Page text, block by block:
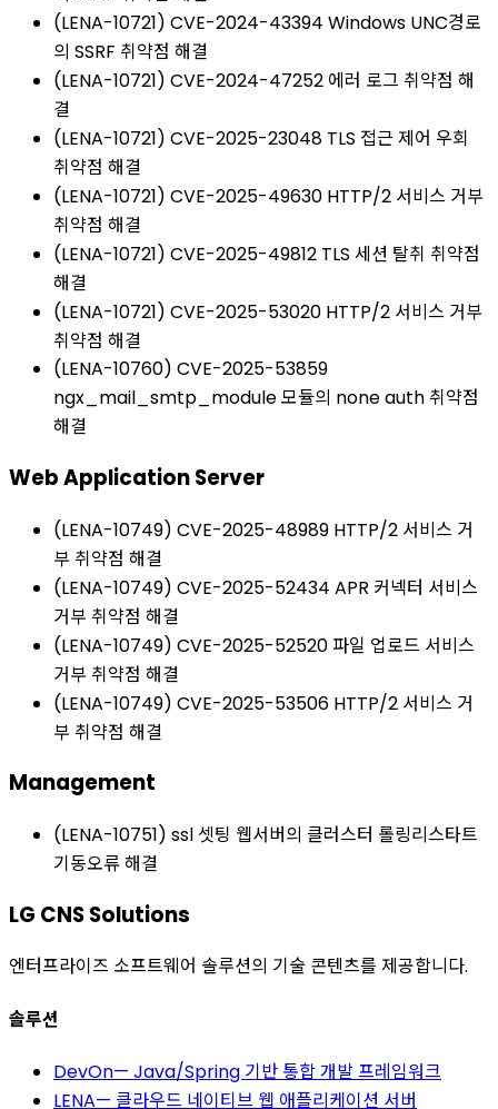
(LENA-10721) CVE-2024-43394 Windows UNC경로
의 SSRF 취약점 해결
(LENA-10721) CVE-2024-47252 에러 로그 취약점 해
결
(LENA-10721) CVE-2025-23048 TLS 접근 제어 우회
취약점 해결
(LENA-10721) CVE-2025-49630 HTTP/2 서비스 거부
취약점 해결
(LENA-10721) CVE-2025-49812 TLS 세션 탈취 취약점
해결
(LENA-10721) CVE-2025-53020 HTTP/2 서비스 거부
취약점 해결
(LENA-10760) CVE-2025-53859
ngx_mail_smtp_module 모듈의 none auth 취약점
해결
Web Application Server
(LENA-10749) CVE-2025-48989 HTTP/2 서비스 거
부 취약점 해결
(LENA-10749) CVE-2025-52434 APR 커넥터 서비스
거부 취약점 해결
(LENA-10749) CVE-2025-52520 파일 업로드 서비스
거부 취약점 해결
(LENA-10749) CVE-2025-53506 HTTP/2 서비스 거
부 취약점 해결
Management
(LENA-10751) ssl 셋팅 웹서버의 클러스터 롤링리스타트
기동오류 해결
LG CNS Solutions
엔터프라이즈 소프트웨어 솔루션의 기술 콘텐츠를 제공합니다.
솔루션
DevOn— Java/Spring 기반 통합 개발 프레임워크
LENA— 클라우드 네이티브 웹 애플리케이션 서버